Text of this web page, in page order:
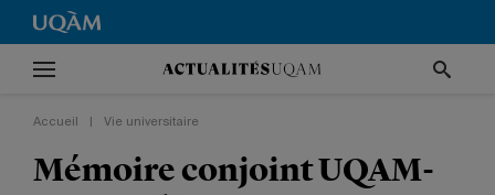
Accueil Vie universitaire
Mémoire conjoint UQAM-